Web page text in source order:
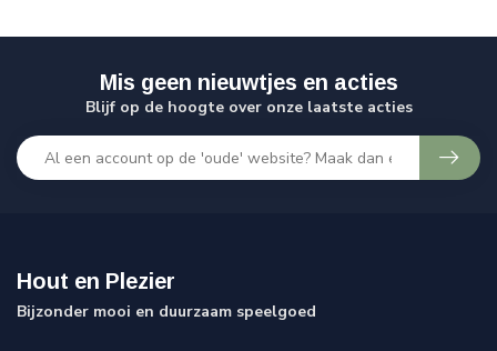
Mis geen nieuwtjes en acties
Blijf op de hoogte over onze laatste acties
Hout en Plezier
Bijzonder mooi en duurzaam speelgoed